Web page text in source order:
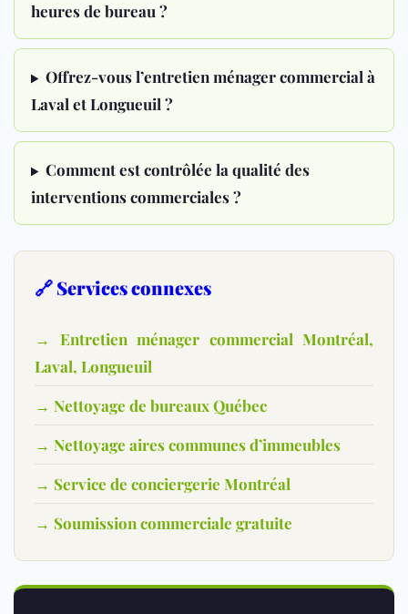
heures de bureau ?
Offrez-vous l’entretien ménager commercial à
Laval et Longueuil ?
Comment est contrôlée la qualité des
interventions commerciales ?
🔗 Services connexes
→ Entretien ménager commercial Montréal,
Laval, Longueuil
→ Nettoyage de bureaux Québec
→ Nettoyage aires communes d’immeubles
→ Service de conciergerie Montréal
→ Soumission commerciale gratuite